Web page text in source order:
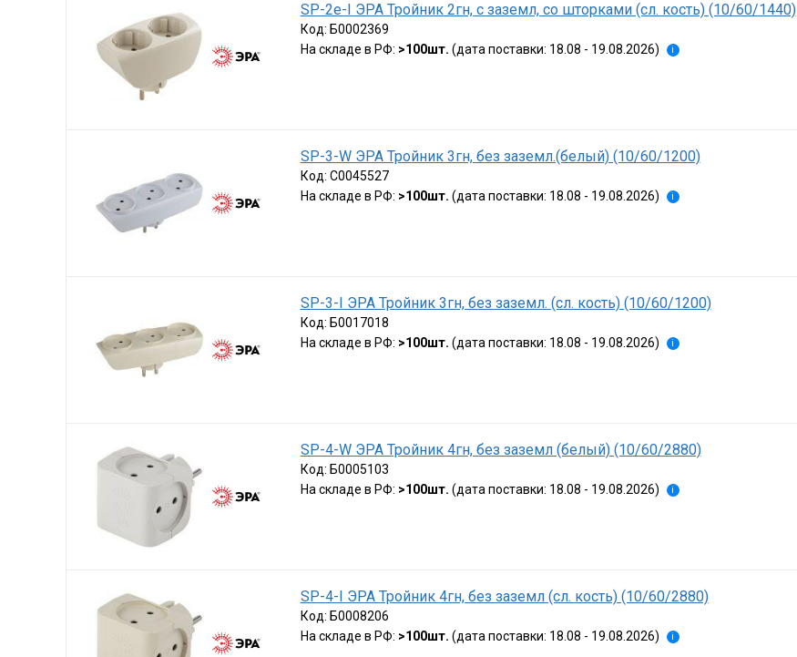
SP-2e-I ЭРА Тройник 2гн, с заземл, со шторками (сл. кость) (10/60/1440)
Код: Б0002369
На складе в РФ: >100шт. (дата поставки: 18.08 - 19.08.2026) i
SP-3-W ЭРА Тройник 3гн, без заземл.(белый) (10/60/1200)
Код: C0045527
На складе в РФ: >100шт. (дата поставки: 18.08 - 19.08.2026) i
SP-3-I ЭРА Тройник 3гн, без заземл. (сл. кость) (10/60/1200)
Код: Б0017018
На складе в РФ: >100шт. (дата поставки: 18.08 - 19.08.2026) i
SP-4-W ЭРА Тройник 4гн, без заземл (белый) (10/60/2880)
Код: Б0005103
На складе в РФ: >100шт. (дата поставки: 18.08 - 19.08.2026) i
SP-4-I ЭРА Тройник 4гн, без заземл (сл. кость) (10/60/2880)
Код: Б0008206
На складе в РФ: >100шт. (дата поставки: 18.08 - 19.08.2026) i